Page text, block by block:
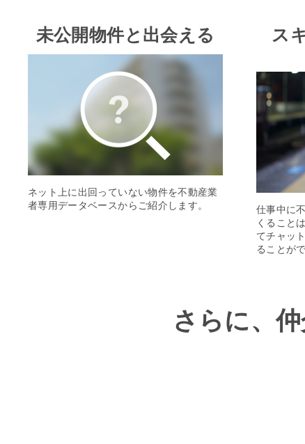
未公開物件と出会える
ネット上に出回っていない物件を不動産業
者専用データベースからご紹介します。
ス
仕事中に
くること
てチャッ
ることが
さらに、